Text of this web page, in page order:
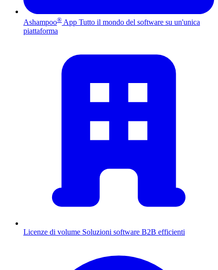
Ashampoo® App Tutto il mondo del software su un'unica
piattaforma
Licenze di volume Soluzioni software B2B efficienti